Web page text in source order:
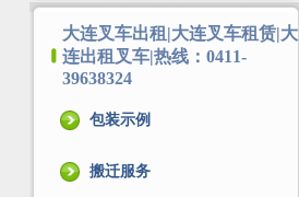
大连叉车出租|大连叉车租赁|大
连出租叉车|热线：0411-
39638324
包装示例
搬迁服务